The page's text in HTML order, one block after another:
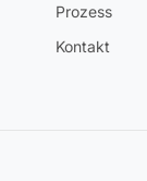
Prozess
Kontakt